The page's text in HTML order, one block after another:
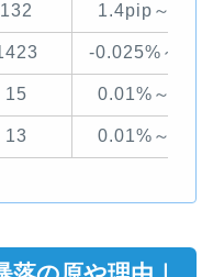
132 1.4pip～
-0.025%～
15 0.01%～
13 0.01%～